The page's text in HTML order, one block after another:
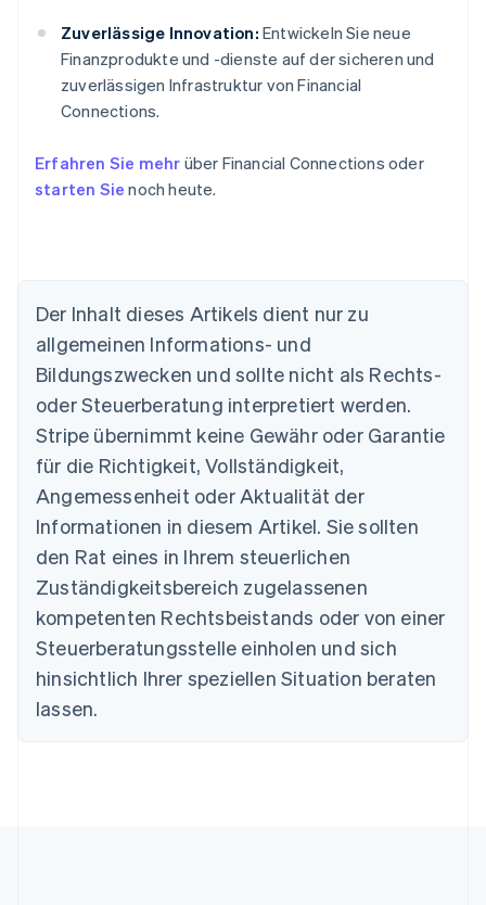
Zuverlässige Innovation: Entwickeln Sie neue
Finanzprodukte und -dienste auf der sicheren und
zuverlässigen Infrastruktur von Financial
Connections.
Erfahren Sie mehr über Financial Connections oder
starten Sie noch heute.
Der Inhalt dieses Artikels dient nur zu
allgemeinen Informations- und
Bildungszwecken und sollte nicht als Rechts-
oder Steuerberatung interpretiert werden.
Stripe übernimmt keine Gewähr oder Garantie
für die Richtigkeit, Vollständigkeit,
Angemessenheit oder Aktualität der
Informationen in diesem Artikel. Sie sollten
den Rat eines in Ihrem steuerlichen
Zuständigkeitsbereich zugelassenen
kompetenten Rechtsbeistands oder von einer
Steuerberatungsstelle einholen und sich
hinsichtlich Ihrer speziellen Situation beraten
lassen.
English
Belgien
Nederlands Français Deutsch English
Brasilien
PortuguêsEnglish
Bulgarien
Dänemark
English
Deutschland
Deutsch English
Estland
English
Festlandchina
简体中文 English
Finnland
EnglishSvenska
Frankreich
Français